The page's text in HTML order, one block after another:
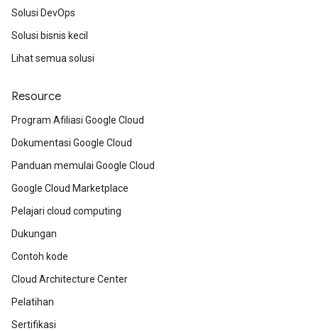
Solusi DevOps
Solusi bisnis kecil
Lihat semua solusi
Resource
Program Afiliasi Google Cloud
Dokumentasi Google Cloud
Panduan memulai Google Cloud
Google Cloud Marketplace
Pelajari cloud computing
Dukungan
Contoh kode
Cloud Architecture Center
Pelatihan
Sertifikasi